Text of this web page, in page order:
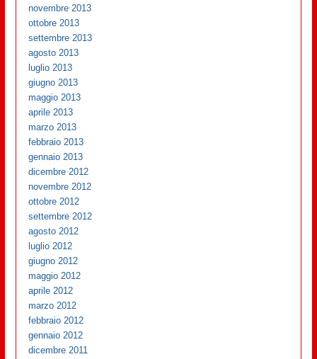
novembre 2013
ottobre 2013
settembre 2013
agosto 2013
luglio 2013
giugno 2013
maggio 2013
aprile 2013
marzo 2013
febbraio 2013
gennaio 2013
dicembre 2012
novembre 2012
ottobre 2012
settembre 2012
agosto 2012
luglio 2012
giugno 2012
maggio 2012
aprile 2012
marzo 2012
febbraio 2012
gennaio 2012
dicembre 2011